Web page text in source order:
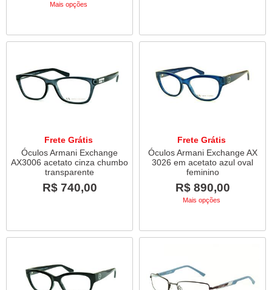
Mais opções
Frete Grátis
Óculos Armani Exchange
AX3006 acetato cinza chumbo
transparente
R$ 740,00
Frete Grátis
Óculos Armani Exchange AX
3026 em acetato azul oval
feminino
R$ 890,00
Mais opções